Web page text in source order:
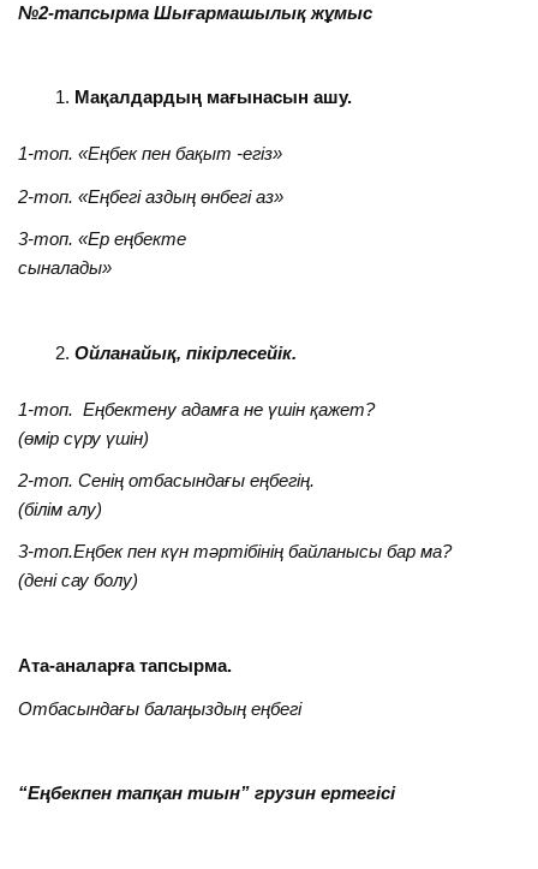
№2-тапсырма Шығармашылық жұмыс
Мақалдардың мағынасын ашу.
1-топ.«Еңбек пен бақыт -егіз»
2-топ.«Еңбегі аздың өнбегі аз»
3-топ.«Ер еңбекте
сыналады»
Ойланайық, пікірлесейік.
1-топ.Еңбектену адамға не үшін қажет?
(өмір сүру үшін)
2-топ.Сенің отбасындағы еңбегің.
(білім алу)
3-топ.Еңбек пен күн тәртібінің байланысы бар ма?
(дені сау болу)
Ата-аналарға тапсырма.
Отбасындағы балаңыздың еңбегі
“Еңбекпен тапқан тиын” грузин ертегісі